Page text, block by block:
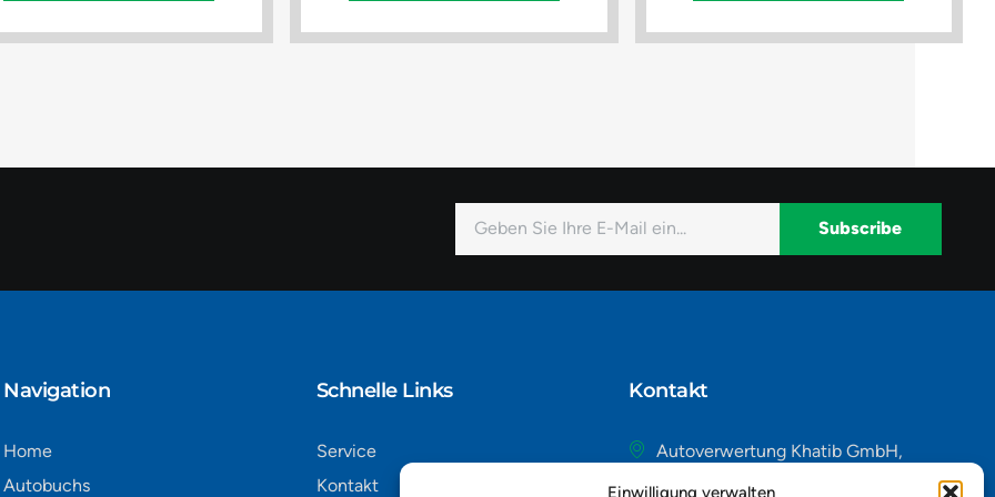
Einwilligung verwalten
Mail
Subscribe
Navigation​
Home
Autobuchs
Schnelle Links
Service
Kontakt
Kontakt
Autoverwertung Khatib GmbH,